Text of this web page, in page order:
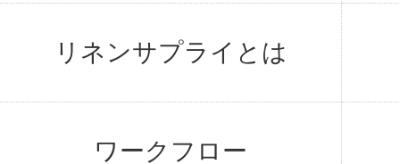
リネンサプライとは
ワークフロー